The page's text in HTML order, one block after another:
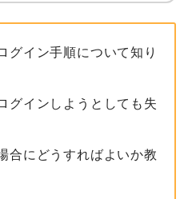
グイン手順について知り
グインしようとしても失
合にどうすればよいか教